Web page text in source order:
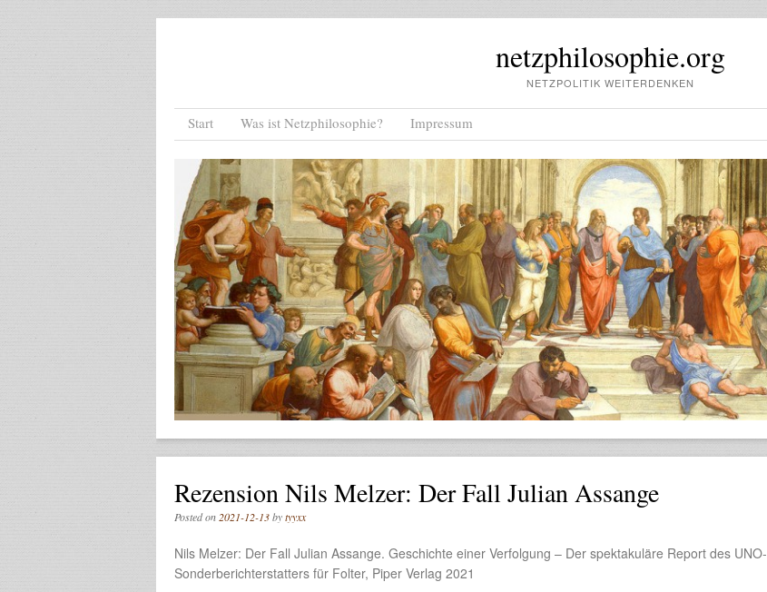
netzphilosophie.org
NETZPOLITIK WEITERDENKEN
Menu
Skip to content
Start Was ist Netzphilosophie? Impressum
Rezension Nils Melzer: Der Fall Julian Assange
Posted on 2021-12-13bytyyxx
Nils Melzer: Der Fall Julian Assange. Geschichte einer Verfolgung – Der spektakuläre Report des UNO-
Sonderberichterstatters für Folter, Piper Verlag 2021